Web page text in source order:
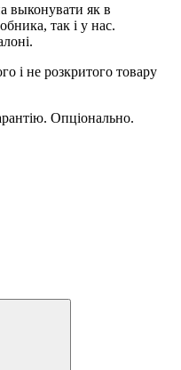
выконувати як в
так і у нас.
і не розкритого товару
Опціонально.